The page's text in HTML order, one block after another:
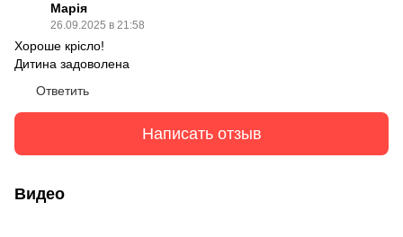
Марія
26.09.2025 в 21:58
Хороше крісло!
Дитина задоволена
Ответить
Написать отзыв
Видео